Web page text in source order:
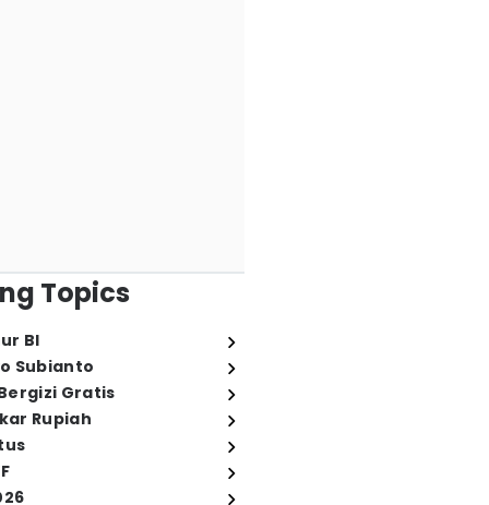
Topics
BI
Subianto
Gratis
Rupiah